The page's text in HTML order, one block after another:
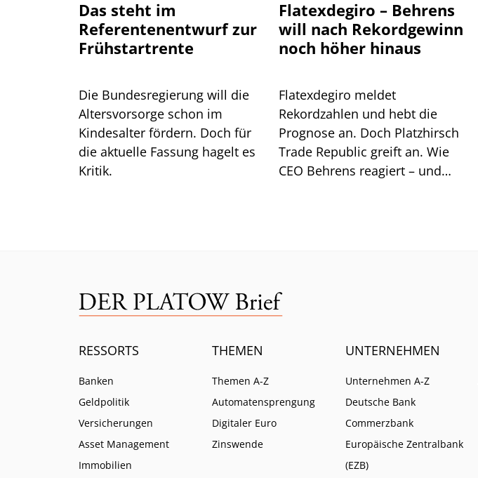
Das steht im
Referentenentwurf zur
Frühstartrente
Die Bundesregierung will die
Altersvorsorge schon im
Kindesalter fördern. Doch für
die aktuelle Fassung hagelt es
Kritik.
Flatexdegiro – Behrens
will nach Rekordgewinn
noch höher hinaus
Flatexdegiro meldet
Rekordzahlen und hebt die
Prognose an. Doch Platzhirsch
Trade Republic greift an. Wie
CEO Behrens reagiert – und
RESSORTS
Banken
Geldpolitik
Versicherungen
Asset Management
Immobilien
THEMEN
Themen A-Z
Automatensprengung
Digitaler Euro
Zinswende
UNTERNEHMEN
Unternehmen A-Z
Deutsche Bank
Commerzbank
Europäische Zentralbank
(EZB)